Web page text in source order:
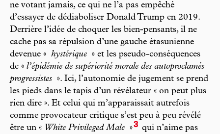
ne votant jamais, ce qui ne l’a pas empêché
d’essayer de dédiaboliser Donald Trump en 2019.
Derrière l’idée de choquer les bien-pensants, il ne
cache pas sa répulsion d’une gauche étasunienne
devenue « hystérique » et les pseudo-conséquences
de « l’épidémie de supériorité morale des autoproclamés
progressistes ». Ici, l’autonomie de jugement se prend
les pieds dans le tapis d’un révélateur « on peut plus
rien dire ». Et celui qui m’apparaissait autrefois
comme provocateur critique s’est peu à peu révélé
être un « White Privileged Male »3 qui n’aime pas